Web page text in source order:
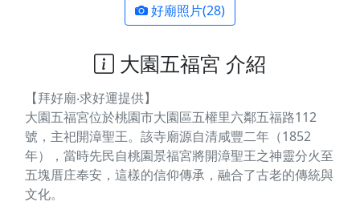
好廟照片(28)
大園五福宮 介紹
【拜好廟‧求好運提供】
大園五福宮位於桃園市大園區五權里六鄰五福路112
號，主祀開漳聖王。該寺廟源自清咸豐二年（1852
年），當時先民自桃園景福宮將開漳聖王之神靈分火至
五塊厝庄奉安，這樣的信仰傳承，融合了古老的傳統與
文化。